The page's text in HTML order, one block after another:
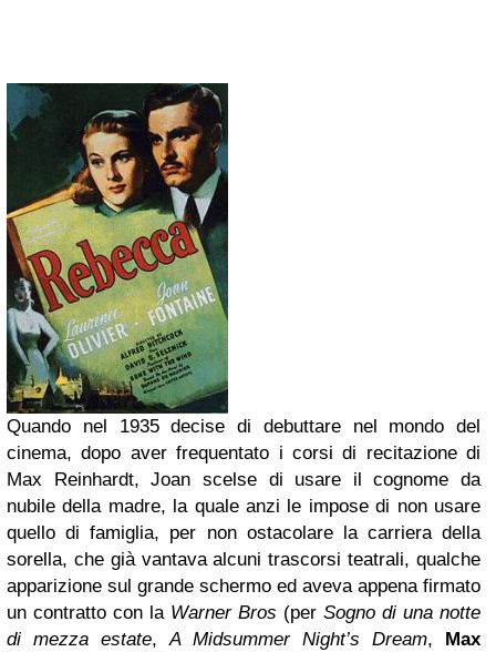
Quando nel 1935 decise di debuttare nel mondo del
cinema, dopo aver frequentato i corsi di recitazione di
Max Reinhardt, Joan scelse di usare il cognome da
nubile della madre, la quale anzi le impose di non usare
quello di famiglia, per non ostacolare la carriera della
sorella, che già vantava alcuni trascorsi teatrali, qualche
apparizione sul grande schermo ed aveva appena firmato
un contratto con la Warner Bros (per Sogno di una notte
di mezza estate,A Midsummer Night’s Dream, Max